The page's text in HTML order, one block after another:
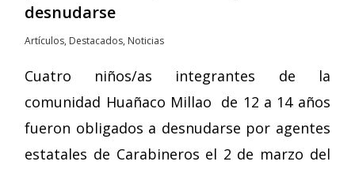
desnudarse
Artículos, Destacados, Noticias
Cuatro niños/as integrantes de la
comunidad Huañaco Millao de 12 a 14 años
fueron obligados a desnudarse por agentes
estatales de Carabineros el 2 de marzo del